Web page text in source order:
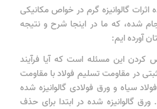
گالوانیزه گرم در خواص مکانیکی
شده، که ما در اینجا شرح و نتیجه
آورده ایم:
این مسئله است که آیا فرآیند
در مقاومت تسلیم فولاد با مقاومت
سیاه و ورق فولادی گالوانیزه شده
گالوانیزه شده در ابتدا برای حذف